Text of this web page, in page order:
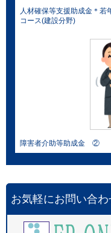
人材確保等支援助成金＊若
コース(建設分野)
障害者介助等助成金 ②
お気軽にお問い合わ